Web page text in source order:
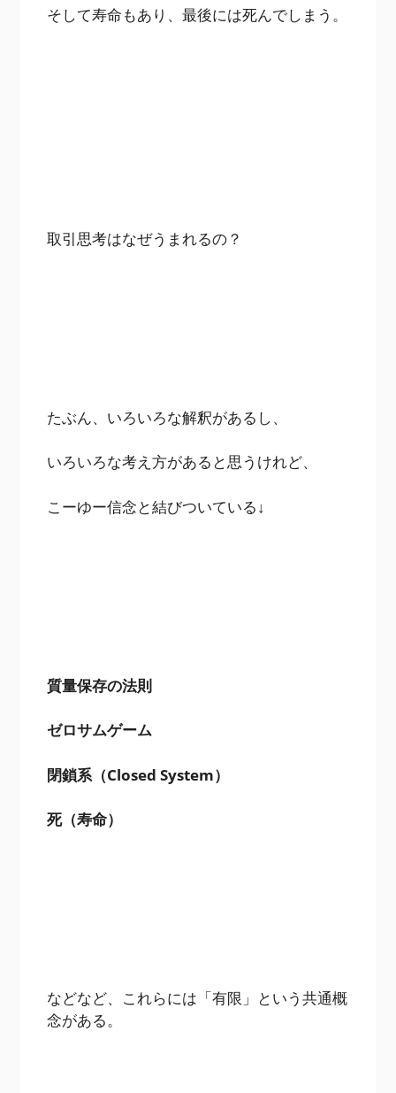
そして寿命もあり、最後には死んでしまう。
取引思考はなぜうまれるの？
たぶん、いろいろな解釈があるし、
いろいろな考え方があると思うけれど、
こーゆー信念と結びついている↓
質量保存の法則
ゼロサムゲーム
閉鎖系（Closed System）
死（寿命）
などなど、これらには「有限」という共通概
念がある。